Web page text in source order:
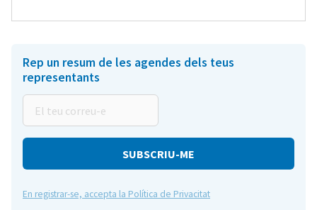
Rep un resum de les agendes dels teus
representants
teu
correu-
En registrar-se, accepta la Política de Privacitat